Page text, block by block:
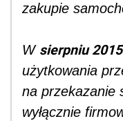
zakupie
W sierpniu
użytkowania
na przekazanie
wyłącznie